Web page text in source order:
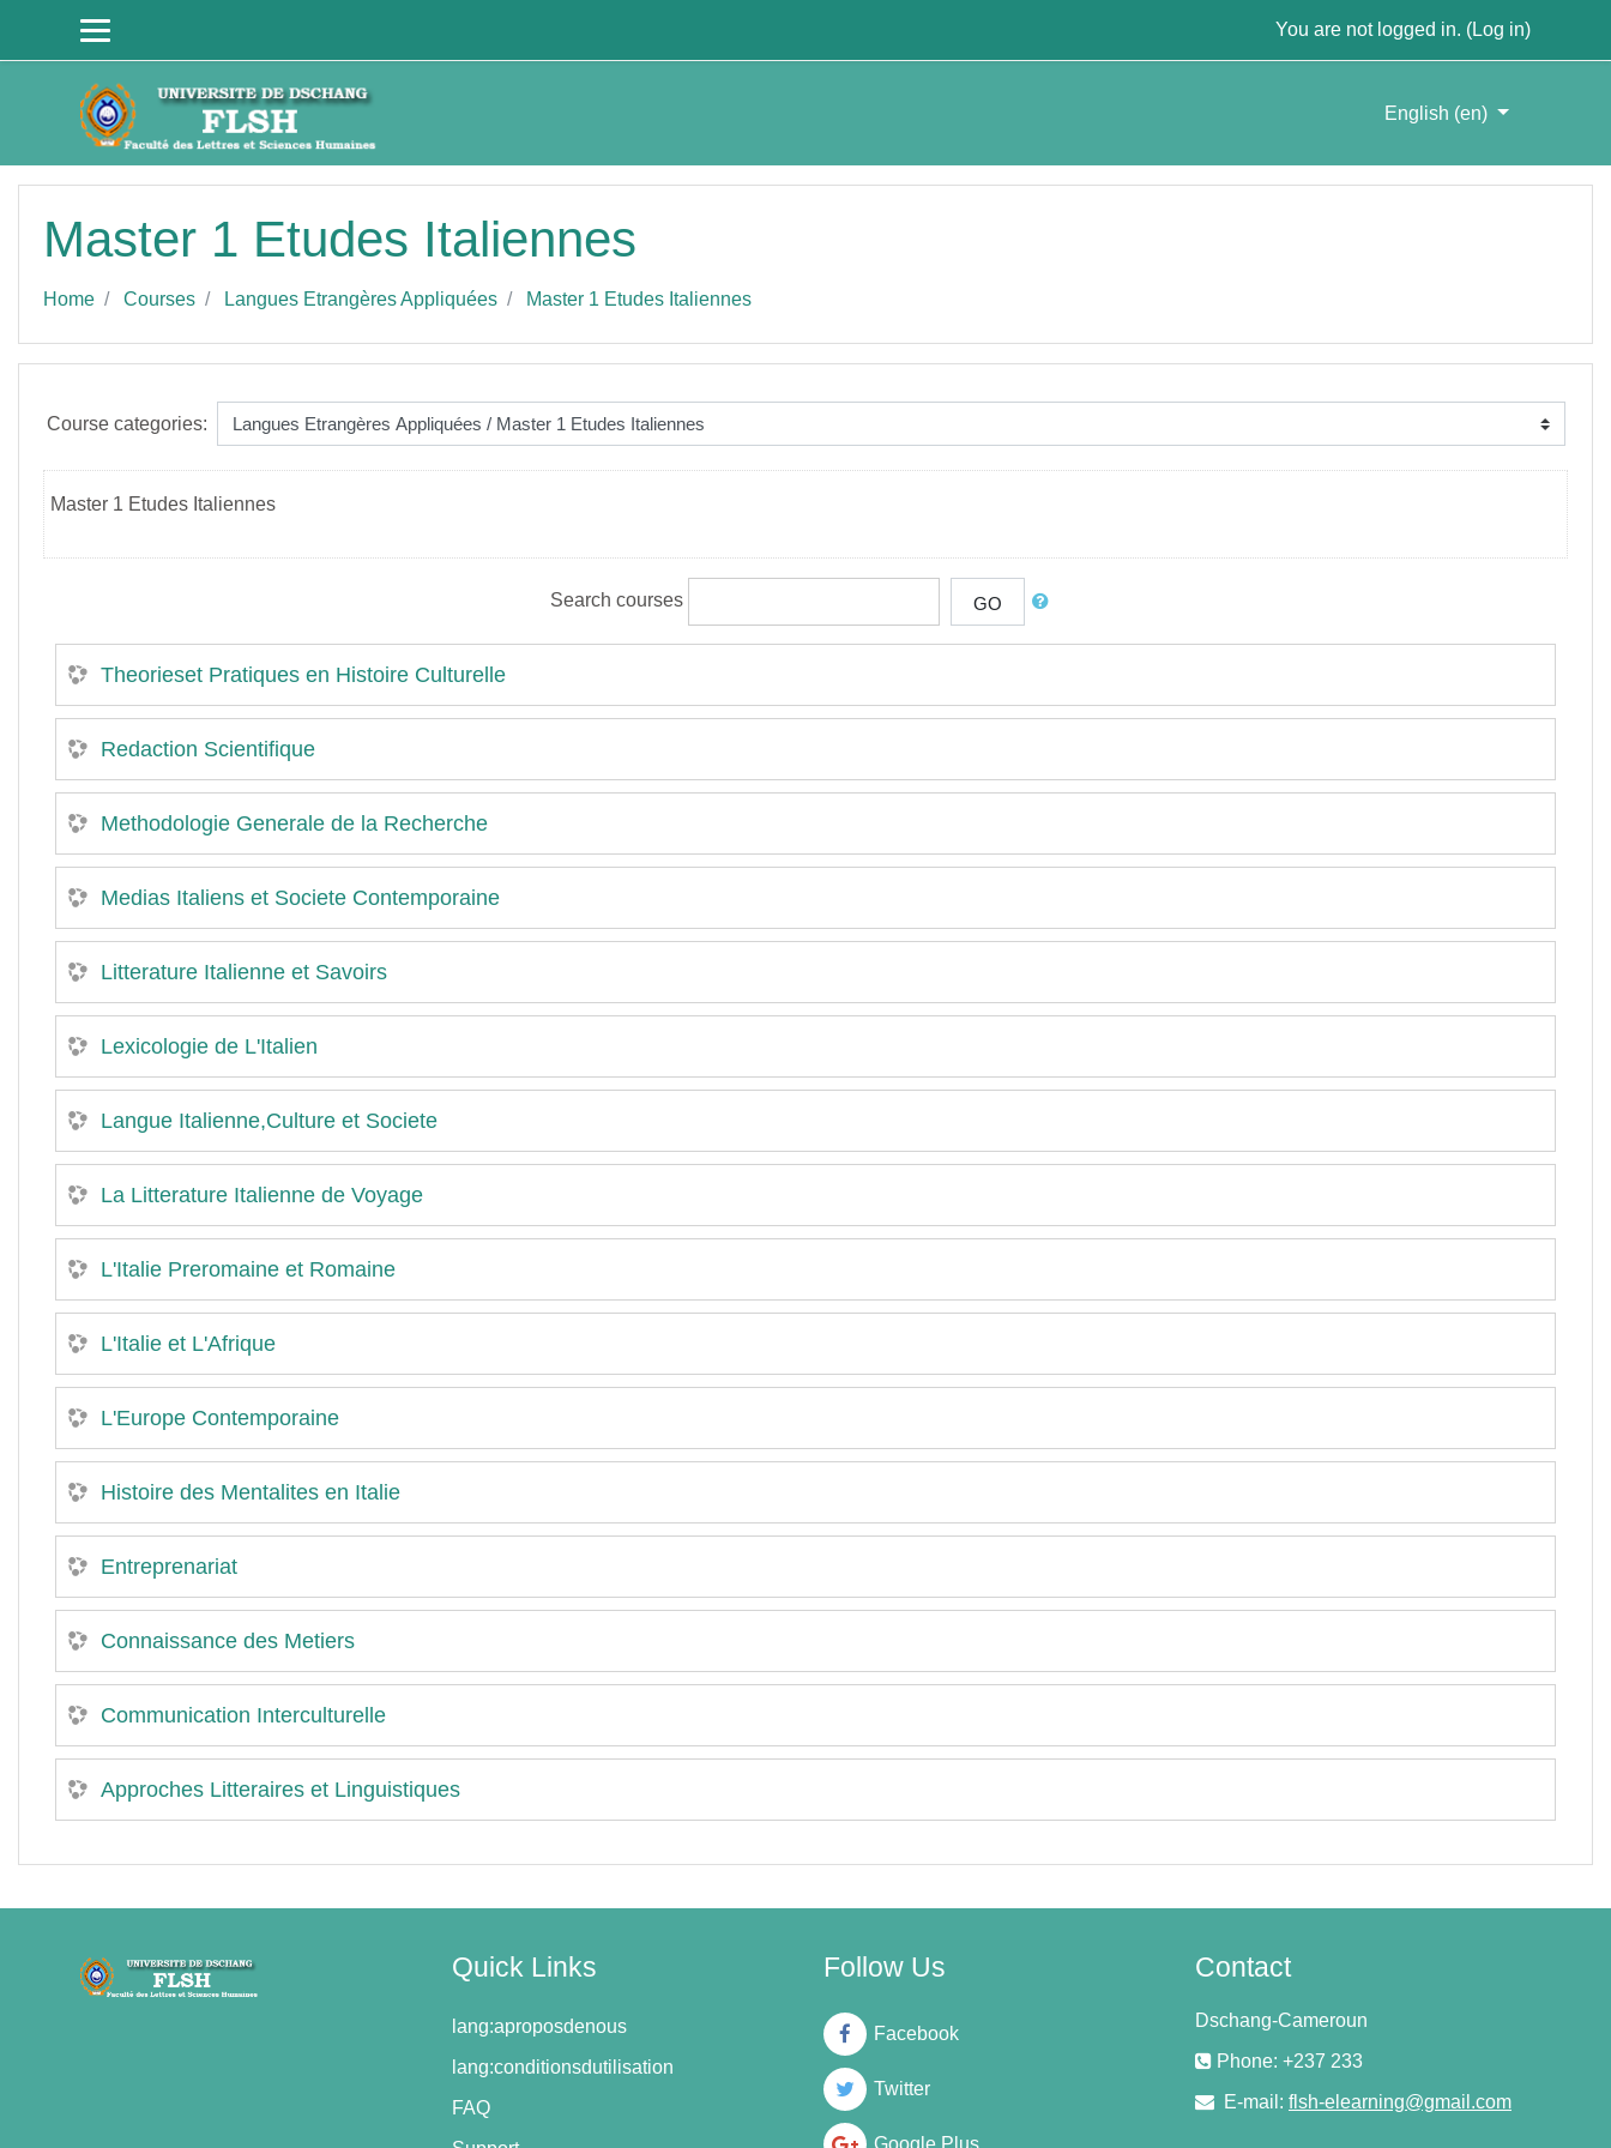
You are not logged in. (Log in)
English ‎(en)‎
Master 1 Etudes Italiennes
Home Courses Langues Etrangères Appliquées Master 1 Etudes Italiennes
Course categories:
Master 1 Etudes Italiennes
Search courses GO
Theorieset Pratiques en Histoire Culturelle
Redaction Scientifique
Methodologie Generale de la Recherche
Medias Italiens et Societe Contemporaine
Litterature Italienne et Savoirs
Lexicologie de L'Italien
Langue Italienne,Culture et Societe
La Litterature Italienne de Voyage
L'Italie Preromaine et Romaine
L'Italie et L'Afrique
L'Europe Contemporaine
Histoire des Mentalites en Italie
Entreprenariat
Connaissance des Metiers
Communication Interculturelle
Approches Litteraires et Linguistiques
Quick Links
lang:aproposdenous
lang:conditionsdutilisation
FAQ
Follow Us
Facebook
Twitter
Google Plus
Contact
Dschang-Cameroun
Phone: +237 233
E-mail: flsh-elearning@gmail.com